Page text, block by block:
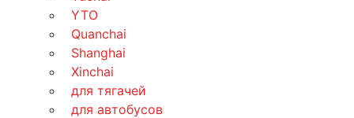
YTO
Quanchai
Shanghai
Xinchai
для тягачей
для автобусов